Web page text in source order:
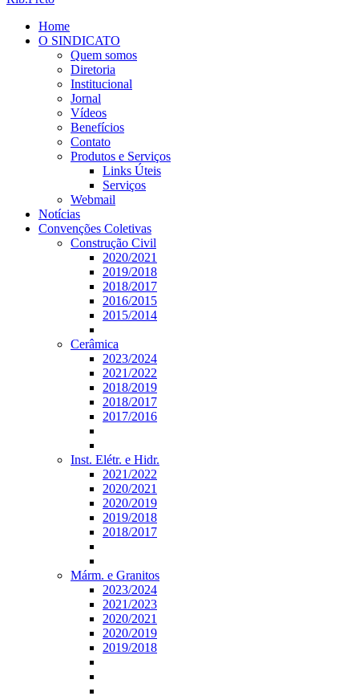
Home
O SINDICATO
Quem somos
Diretoria
Institucional
Jornal
Vídeos
Benefícios
Contato
Produtos e Serviços
Links Úteis
Serviços
Webmail
Notícias
Convenções Coletivas
Construção Civil
2020/2021
2019/2018
2018/2017
2016/2015
2015/2014
Cerâmica
2023/2024
2021/2022
2018/2019
2018/2017
2017/2016
Inst. Elétr. e Hidr.
2021/2022
2020/2021
2020/2019
2019/2018
2018/2017
Márm. e Granitos
2023/2024
2021/2023
2020/2021
2020/2019
2019/2018